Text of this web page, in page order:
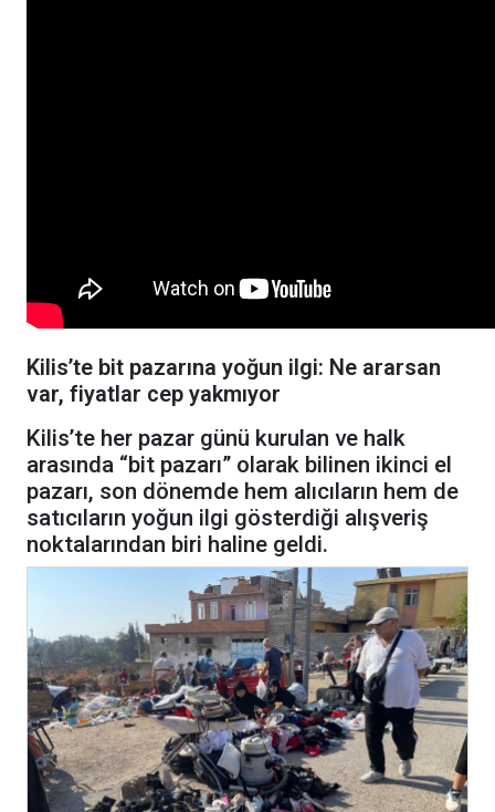
Kilis’te bit pazarına yoğun ilgi: Ne ararsan
var, fiyatlar cep yakmıyor
Kilis’te her pazar günü kurulan ve halk
arasında “bit pazarı” olarak bilinen ikinci el
pazarı, son dönemde hem alıcıların hem de
satıcıların yoğun ilgi gösterdiği alışveriş
noktalarından biri haline geldi.